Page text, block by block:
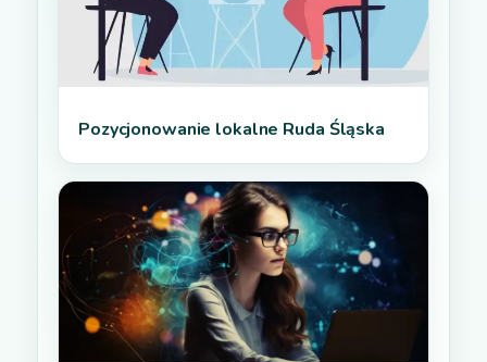
Pozycjonowanie lokalne Ruda Śląska